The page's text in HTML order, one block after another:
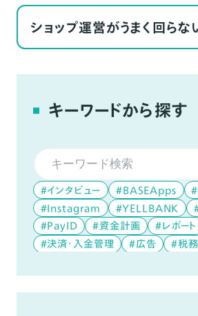
ショップ運営がうまく回らな
キーワードから探す
#インタビュー #BASEApps
#Instagram
#YELLBANK
#PayID
#資金計画
#レポート
#決済・入金管理
#広告
#税